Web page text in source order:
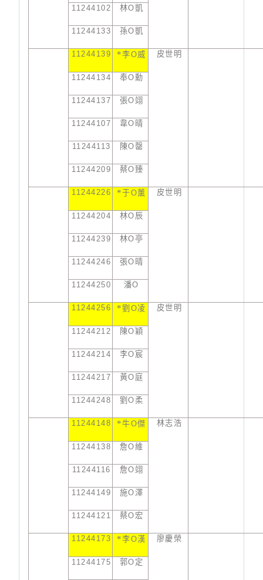
11244102 林O凱
11244133 孫O凱
11244139 *李O威 皮世明
11244134 奉O勳
11244137 張O翊
11244107 韋O 晴
11244113 陳O罄
11244209 蔡O臻
11244226 *于O薰 皮世明
11244204 林O 辰
11244239 林O 亭
11244246 張O 晴
11244250 潘O
11244256 *劉 O凌 皮世明
11244212 陳O穎
11244214 李O 宸
11244217 黃O 庭
11244248 劉O柔
11244148 *牛O傑 林志浩
11244138 詹O維
11244116 詹O翊
11244149 施O 澤
11244121 蔡O 宏
11244173 *李O漢 廖慶榮
11244175 郭O 定